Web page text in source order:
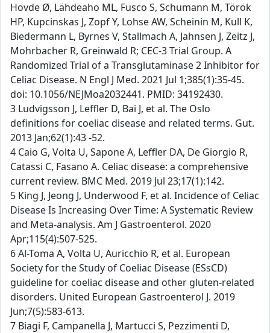
Hovde Ø, Lähdeaho ML, Fusco S, Schumann M, Török
HP, Kupcinskas J, Zopf Y, Lohse AW, Scheinin M, Kull K,
Biedermann L, Byrnes V, Stallmach A, Jahnsen J, Zeitz J,
Mohrbacher R, Greinwald R; CEC-3 Trial Group. A
Randomized Trial of a Transglutaminase 2 Inhibitor for
Celiac Disease. N Engl J Med. 2021 Jul 1;385(1):35-45.
doi: 10.1056/NEJMoa2032441. PMID: 34192430.
3 Ludvigsson J, Leffler D, Bai J, et al. The Oslo
definitions for coeliac disease and related terms. Gut.
2013 Jan;62(1):43 -52.
4 Caio G, Volta U, Sapone A, Leffler DA, De Giorgio R,
Catassi C, Fasano A. Celiac disease: a comprehensive
current review. BMC Med. 2019 Jul 23;17(1):142.
5 King J, Jeong J, Underwood F, et al. Incidence of Celiac
Disease Is Increasing Over Time: A Systematic Review
and Meta-analysis. Am J Gastroenterol. 2020
Apr;115(4):507-525.
6 Al-Toma A, Volta U, Auricchio R, et al. European
Society for the Study of Coeliac Disease (ESsCD)
guideline for coeliac disease and other gluten-related
disorders. United European Gastroenterol J. 2019
Jun;7(5):583-613.
7 Biagi F, Campanella J, Martucci S, Pezzimenti D,